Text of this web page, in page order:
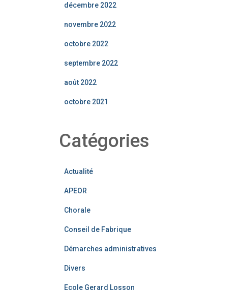
décembre 2022
novembre 2022
octobre 2022
septembre 2022
août 2022
octobre 2021
Catégories
Actualité
APEOR
Chorale
Conseil de Fabrique
Démarches administratives
Divers
Ecole Gerard Losson